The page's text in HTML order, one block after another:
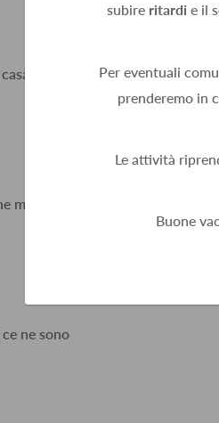
subire ritardi e il
Per eventuali
prenderemo in
Le attività
Buone
mia in un giorno, ben
molto accurata. Non si può
ne sono